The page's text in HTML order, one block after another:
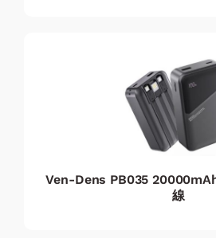
Ven-Dens PB035
線